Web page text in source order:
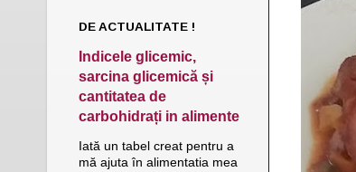
DE ACTUALITATE !
Indicele glicemic,
sarcina glicemică și
cantitatea de
carbohidrați in alimente
Iată un tabel creat pentru a
mă ajuta în alimentatia mea